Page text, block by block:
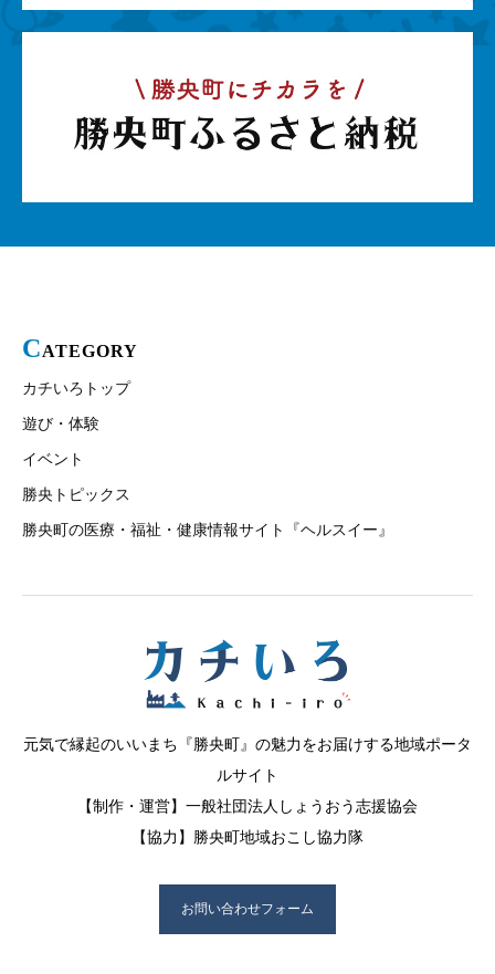
CATEGORY
カチいろトップ
遊び・体験
イベント
勝央トピックス
勝央町の医療・福祉・健康情報サイト『ヘルスイー』
元気で縁起のいいまち『勝央町』の魅力をお届けする地域ポータ
ルサイト
【制作・運営】一般社団法人しょうおう志援協会
【協力】勝央町地域おこし協力隊
お問い合わせフォーム